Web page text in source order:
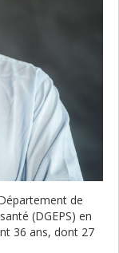
de
(DGEPS) en
36 ans, dont 27